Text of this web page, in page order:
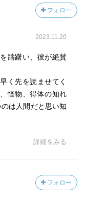
フォロー
2023.11.20
躊躇い、彼が絶賛
く先を読ませてく
怪物、得体の知れ
は人間だと思い知
詳細をみる
フォロー